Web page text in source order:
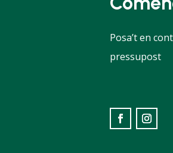
Posa’t en
pressupost